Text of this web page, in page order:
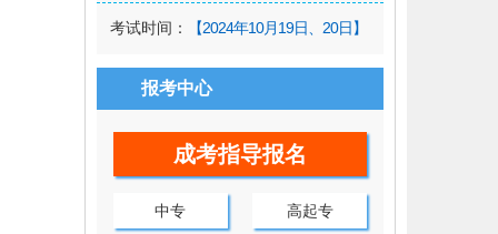
考试时间： 【2024年10月19日、20日】
报考中心
成考指导报名
中专 高起专